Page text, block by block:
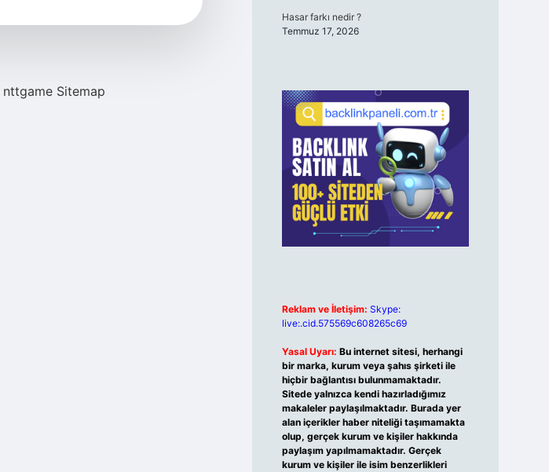
nttgame Sitemap
Hasar farkı nedir ?
Temmuz 17, 2026
Reklam ve İletişim: Skype:
live:.cid.575569c608265c69
Yasal Uyarı: Bu internet sitesi, herhangi
bir marka, kurum veya şahıs şirketi ile
hiçbir bağlantısı bulunmamaktadır.
Sitede yalnızca kendi hazırladığımız
makaleler paylaşılmaktadır. Burada yer
alan içerikler haber niteliği taşımamakta
olup, gerçek kurum ve kişiler hakkında
paylaşım yapılmamaktadır. Gerçek
kurum ve kişiler ile isim benzerlikleri